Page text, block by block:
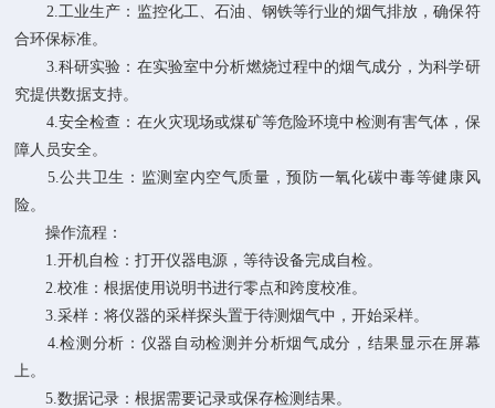
2.工业生产：监控化工、石油、钢铁等行业的烟气排放，确保符
合环保标准。
3.科研实验：在实验室中分析燃烧过程中的烟气成分，为科学研
究提供数据支持。
4.安全检查：在火灾现场或煤矿等危险环境中检测有害气体，保
障人员安全。
5.公共卫生：监测室内空气质量，预防一氧化碳中毒等健康风
险。
操作流程：
1.开机自检：打开仪器电源，等待设备完成自检。
2.校准：根据使用说明书进行零点和跨度校准。
3.采样：将仪器的采样探头置于待测烟气中，开始采样。
4.检测分析：仪器自动检测并分析烟气成分，结果显示在屏幕
上。
5.数据记录：根据需要记录或保存检测结果。